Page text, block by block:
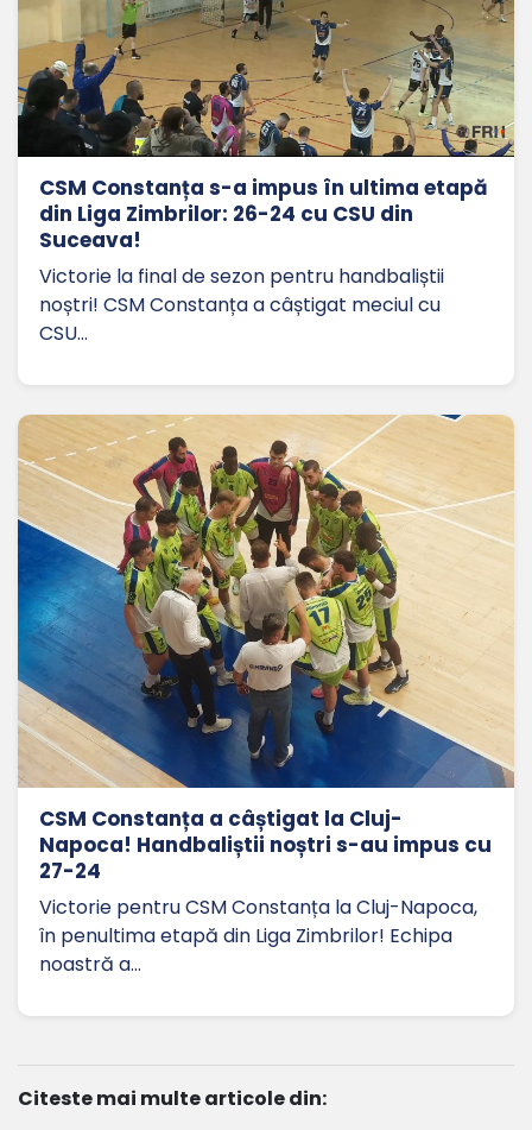
CSM Constanța s-a impus în ultima etapă
din Liga Zimbrilor: 26-24 cu CSU din
Suceava!
Victorie la final de sezon pentru handbaliștii
noștri! CSM Constanța a câștigat meciul cu
CSU…
CSM Constanța a câștigat la Cluj-
Napoca! Handbaliștii noștri s-au impus cu
27-24
Victorie pentru CSM Constanța la Cluj-Napoca,
în penultima etapă din Liga Zimbrilor! Echipa
noastră a…
Citeste mai multe articole din: